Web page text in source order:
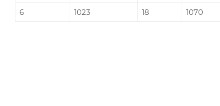
6
1023 18 1070